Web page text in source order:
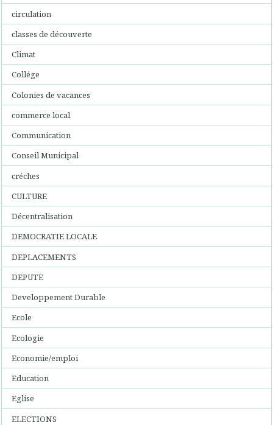
circulation
classes de découverte
Climat
Collége
Colonies de vacances
commerce local
Communication
Conseil Municipal
créches
CULTURE
Décentralisation
DEMOCRATIE LOCALE
DEPLACEMENTS
DEPUTE
Developpement Durable
Ecole
Ecologie
Economie/emploi
Education
Eglise
ELECTIONS